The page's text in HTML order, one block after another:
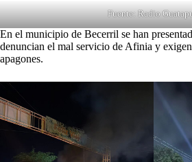
Fuente: Radio
En el municipio de Becerril se han
denuncian el mal servicio de Afinia y
apagones.